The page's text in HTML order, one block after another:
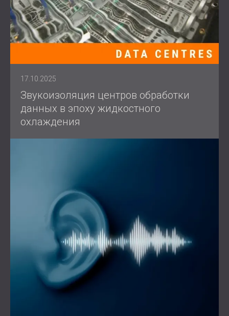
17.10.2025
Звукоизоляция центров обработки
данных в эпоху жидкостного
охлаждения